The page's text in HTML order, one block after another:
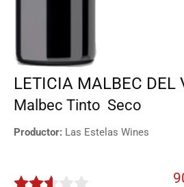
LETICIA MALBEC DEL
Malbec Tinto Seco
Productor: Las Estelas Wines